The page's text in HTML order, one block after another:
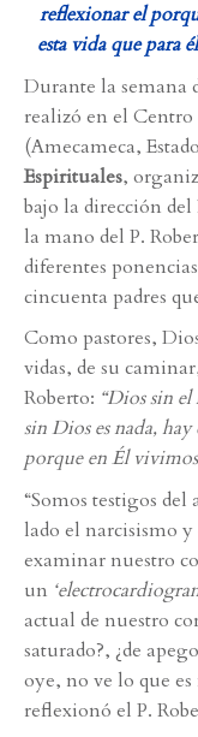
reflexionar el
esta vida que para
Durante la semana
realizó en el Centro
(Amecameca,
Espirituales,
bajo la dirección
la mano del P.
diferentes
cincuenta padres
Como pastores,
vidas, de su
Roberto: “Dios sin
sin Dios es nada,
porque en Él
“Somos testigos
lado el narcisismo
examinar nuestro
un
actual de nuestro
saturado?, ¿de
oye, no ve lo que es
reflexionó el P.